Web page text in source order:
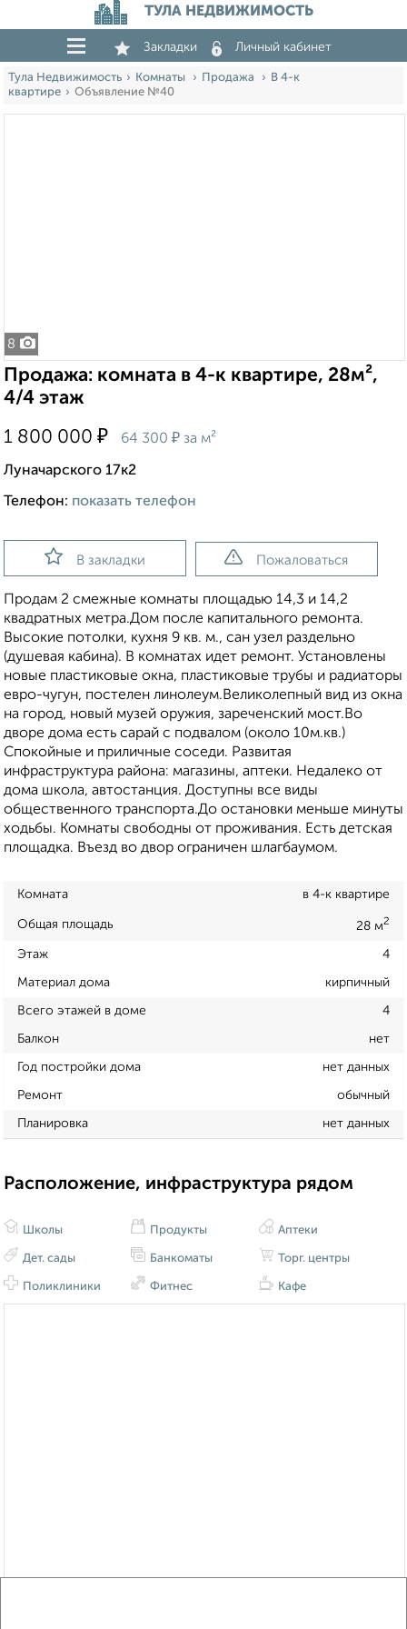
ТУЛА НЕДВИЖИМОСТЬ
Закладки Личный кабинет
Тула Недвижимость Комнаты Продажа
В 4-к
квартире
Объявление №40
8
Продажа: комната в 4-к квартире, 28м²,
4/4 этаж
1 800 000 ₽ 64 300 ₽ за м²
Луначарского 17к2
Телефон: показать телефон
В закладки Пожаловаться
Продам 2 смежные комнаты площадью 14,3 и 14,2
квадратных метра.Дом после капитального ремонта.
Высокие потолки, кухня 9 кв. м., сан узел раздельно
(душевая кабина). В комнатах идет ремонт. Установлены
новые пластиковые окна, пластиковые трубы и радиаторы
евро-чугун, постелен линолеум.Великолепный вид из окна
на город, новый музей оружия, зареченский мост.Во
дворе дома есть сарай с подвалом (около 10м.кв.)
Спокойные и приличные соседи. Развитая
инфраструктура района: магазины, аптеки. Недалеко от
дома школа, автостанция. Доступны все виды
общественного транспорта.До остановки меньше минуты
ходьбы. Комнаты свободны от проживания. Есть детская
площадка. Въезд во двор ограничен шлагбаумом.
Комната в 4-к квартире
Общая площадь 28 м2
Этаж 4
Материал дома кирпичный
Всего этажей в доме 4
Балкон нет
Год постройки дома нет данных
Ремонт обычный
Планировка нет данных
Расположение, инфраструктура рядом
Школы
Дет. сады
Поликлиники
Продукты
Банкоматы
Фитнес
Аптеки
Торг. центры
Кафе